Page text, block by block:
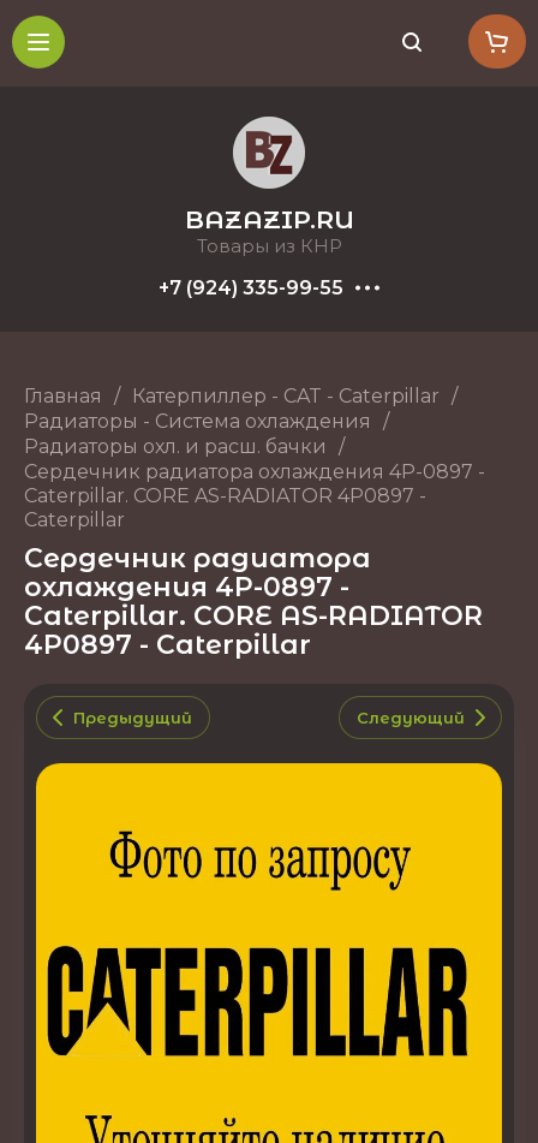
BAZAZIP.RU
Товары из КНР
+7 (924) 335-99-55
Главная / Катерпиллер - CAT - Caterpillar /
Радиаторы - Система охлаждения
/
Радиаторы охл. и расш. бачки
/
Сердечник радиатора охлаждения 4P-0897 -
Caterpillar. CORE AS-RADIATOR 4P0897 -
Caterpillar
Сердечник радиатора
охлаждения 4P-0897 -
Caterpillar. CORE AS-RADIATOR
4P0897 - Caterpillar
Предыдущий Следующий